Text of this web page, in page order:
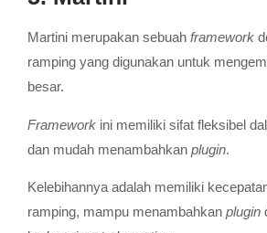
Martini merupakan sebuah framework
ramping yang digunakan untuk
besar.
Framework ini memiliki sifat fleksibel
dan mudah menambahkan plugin.
Kelebihannya adalah memiliki
ramping, mampu menambahkan plugin